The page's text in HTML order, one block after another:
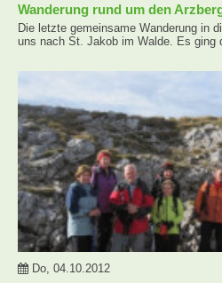
Wanderung rund um den
Die letzte gemeinsame Wanderung in
uns nach St. Jakob im Walde. Es ging
Do, 04.10.2012